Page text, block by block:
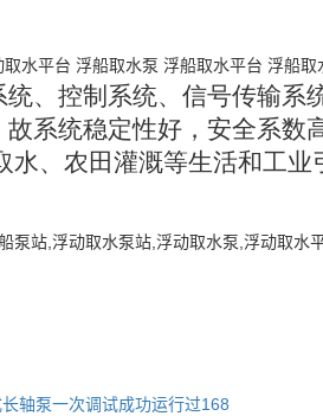
统、 控制系统、信号传输系
故系统稳定性好， 安全系数
水、 农田灌溉等生活和工业
泵站,浮动取水泵站,浮动取水泵,浮动取水
轴泵一次调试成功运行过168